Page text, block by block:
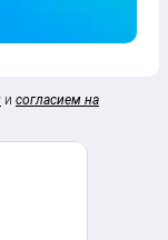
и согласием на